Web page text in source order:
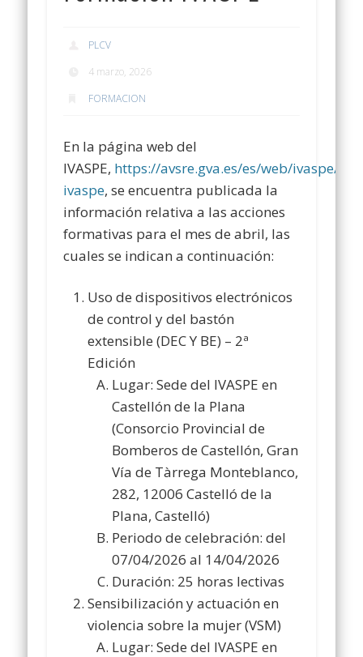
PLCV
4 marzo, 2026
FORMACION
En la página web del
IVASPE, https://avsre.gva.es/es/web/ivaspe/
ivaspe, se encuentra publicada la
información relativa a las acciones
formativas para el mes de abril, las
cuales se indican a continuación:
Uso de dispositivos electrónicos
de control y del bastón
extensible (DEC Y BE) – 2ª
Edición
Lugar: Sede del IVASPE en
Castellón de la Plana
(Consorcio Provincial de
Bomberos de Castellón, Gran
Vía de Tàrrega Monteblanco,
282, 12006 Castelló de la
Plana, Castelló)
Periodo de celebración: del
07/04/2026 al 14/04/2026
Duración: 25 horas lectivas
Sensibilización y actuación en
violencia sobre la mujer (VSM)
Lugar: Sede del IVASPE en